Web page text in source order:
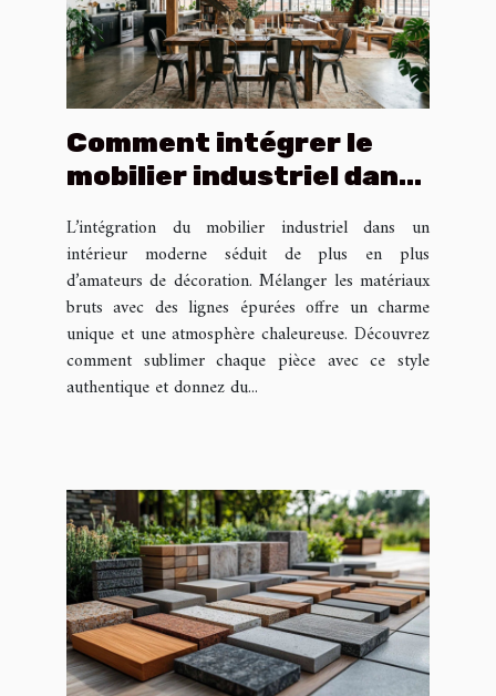
Comment intégrer le
mobilier industriel dans
L’intégration du mobilier industriel dans un
intérieur moderne séduit de plus en plus
d’amateurs de décoration. Mélanger les matériaux
bruts avec des lignes épurées offre un charme
unique et une atmosphère chaleureuse. Découvrez
comment sublimer chaque pièce avec ce style
authentique et donnez du...